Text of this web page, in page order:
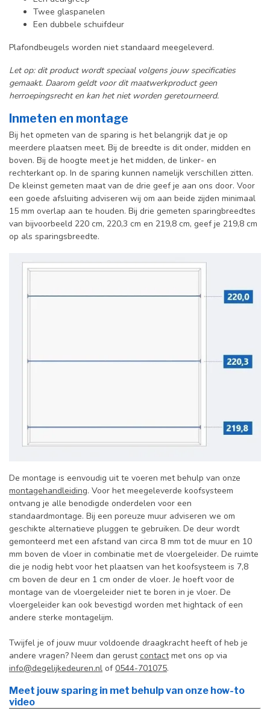
Twee glaspanelen
Een dubbele schuifdeur
Plafondbeugels worden niet standaard meegeleverd.
Let op: dit product wordt speciaal volgens jouw specificaties
gemaakt. Daarom geldt voor dit maatwerkproduct geen
herroepingsrecht en kan het niet worden geretourneerd.
Inmeten en montage
Bij het opmeten van de sparing is het belangrijk dat je op
meerdere plaatsen meet. Bij de breedte is dit onder, midden en
boven. Bij de hoogte meet je het midden, de linker- en
rechterkant op. In de sparing kunnen namelijk verschillen zitten.
De kleinst gemeten maat van de drie geef je aan ons door. Voor
een goede afsluiting adviseren wij om aan beide zijden minimaal
15 mm overlap aan te houden. Bij drie gemeten sparingbreedtes
van bijvoorbeeld 220 cm, 220,3 cm en 219,8 cm, geef je 219,8 cm
op als sparingsbreedte.
De montage is eenvoudig uit te voeren met behulp van onze
montagehandleiding. Voor het meegeleverde koofsysteem
ontvang je alle benodigde onderdelen voor een
standaardmontage. Bij een poreuze muur adviseren we om
geschikte alternatieve pluggen te gebruiken. De deur wordt
gemonteerd met een afstand van circa 8 mm tot de muur en 10
mm boven de vloer in combinatie met de vloergeleider. De ruimte
die je nodig hebt voor het plaatsen van het koofsysteem is 7,8
cm boven de deur en 1 cm onder de vloer. Je hoeft voor de
montage van de vloergeleider niet te boren in je vloer. De
vloergeleider kan ook bevestigd worden met hightack of een
andere sterke montagelijm.
Twijfel je of jouw muur voldoende draagkracht heeft of heb je
andere vragen? Neem dan gerustcontactmet ons op via
info@degelijkedeuren.nl of0544-701075.
Meet jouw sparing in met behulp van onze how-to
video